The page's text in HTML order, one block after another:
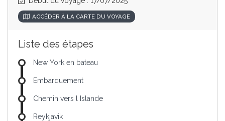
ACCÉDER À LA CARTE DU VOYAGE
Liste des étapes
New York en bateau
Embarquement
Chemin vers l Islande
Reykjavik